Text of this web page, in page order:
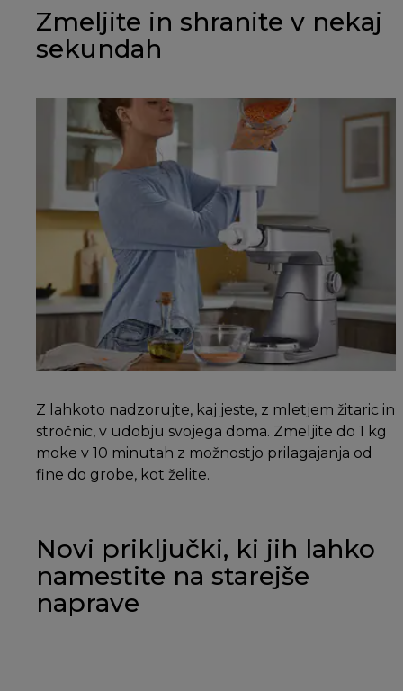
Zmeljite in shranite v nekaj
sekundah
Z lahkoto nadzorujte, kaj jeste, z mletjem žitaric in
stročnic, v udobju svojega doma. Zmeljite do 1 kg
moke v 10 minutah z možnostjo prilagajanja od
fine do grobe, kot želite.
Novi priključki, ki jih lahko
namestite na starejše
naprave